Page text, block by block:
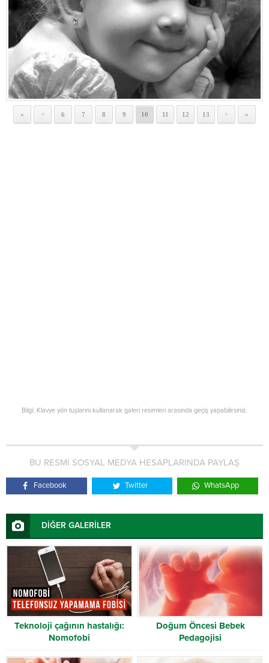
« < 6 7 8 9 10 11 12 13 > »
Bilgi: Klavye yön tuşlarını kullanarak galeri resimleri arasında geçiş yapabilirsiniz.
BU RESMİ SOSYAL MEDYA HESAPLARINDA PAYLAŞ
Facebook Twitter WhatsApp
DİĞER GALERİLER
Teknoloji çağının hastalığı:
Nomofobi
Doğum Öncesi Bebek
Pedagojisi